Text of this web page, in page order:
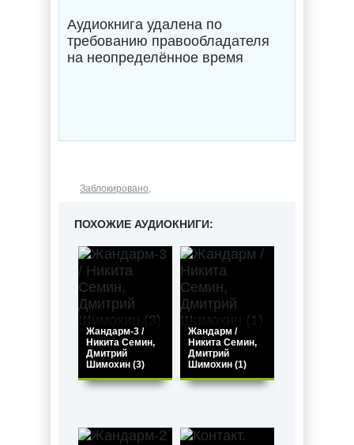
Аудиокнига удалена по
требованию правообладателя
на неопределённое время
Заблокировано,
ПОХОЖИЕ АУДИОКНИГИ:
Жандарм-3 /
Никита Семин,
Дмитрий
Шимохин (3)
Жандарм /
Никита Семин,
Дмитрий
Шимохин (1)